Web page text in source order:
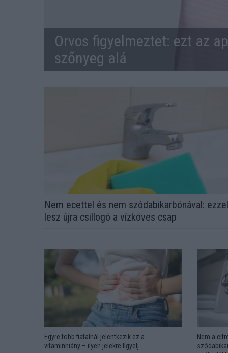
Orvos figyelmeztet: ezt az
szőnyeg alá
Nem ecettel és nem szódabikarbónával: ezzel
lesz újra csillogó a vízköves csap
Egyre több fiatalnál jelentkezik ez a
vitaminhiány – ilyen jelekre figyelj
Nem a